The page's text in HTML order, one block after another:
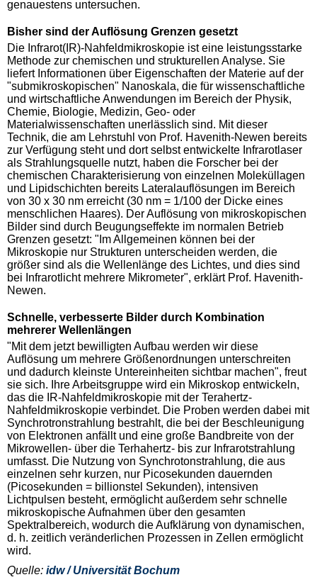
genauestens untersuchen.
Bisher sind der Auflösung Grenzen gesetzt
Die Infrarot(IR)-Nahfeldmikroskopie ist eine leistungsstarke
Methode zur chemischen und strukturellen Analyse. Sie
liefert Informationen über Eigenschaften der Materie auf der
"submikroskopischen" Nanoskala, die für wissenschaftliche
und wirtschaftliche Anwendungen im Bereich der Physik,
Chemie, Biologie, Medizin, Geo- oder
Materialwissenschaften unerlässlich sind. Mit dieser
Technik, die am Lehrstuhl von Prof. Havenith-Newen bereits
zur Verfügung steht und dort selbst entwickelte Infrarotlaser
als Strahlungsquelle nutzt, haben die Forscher bei der
chemischen Charakterisierung von einzelnen Moleküllagen
und Lipidschichten bereits Lateralauflösungen im Bereich
von 30 x 30 nm erreicht (30 nm = 1/100 der Dicke eines
menschlichen Haares). Der Auflösung von mikroskopischen
Bilder sind durch Beugungseffekte im normalen Betrieb
Grenzen gesetzt: "Im Allgemeinen können bei der
Mikroskopie nur Strukturen unterscheiden werden, die
größer sind als die Wellenlänge des Lichtes, und dies sind
bei Infrarotlicht mehrere Mikrometer", erklärt Prof. Havenith-
Newen.
Schnelle, verbesserte Bilder durch Kombination
mehrerer Wellenlängen
"Mit dem jetzt bewilligten Aufbau werden wir diese
Auflösung um mehrere Größenordnungen unterschreiten
und dadurch kleinste Untereinheiten sichtbar machen", freut
sie sich. Ihre Arbeitsgruppe wird ein Mikroskop entwickeln,
das die IR-Nahfeldmikroskopie mit der Terahertz-
Nahfeldmikroskopie verbindet. Die Proben werden dabei mit
Synchrotronstrahlung bestrahlt, die bei der Beschleunigung
von Elektronen anfällt und eine große Bandbreite von der
Mikrowellen- über die Terhahertz- bis zur Infrarotstrahlung
umfasst. Die Nutzung von Synchrotonstrahlung, die aus
einzelnen sehr kurzen, nur Picosekunden dauernden
(Picosekunden = billionstel Sekunden), intensiven
Lichtpulsen besteht, ermöglicht außerdem sehr schnelle
mikroskopische Aufnahmen über den gesamten
Spektralbereich, wodurch die Aufklärung von dynamischen,
d. h. zeitlich veränderlichen Prozessen in Zellen ermöglicht
wird.
Quelle: idw / Universität Bochum